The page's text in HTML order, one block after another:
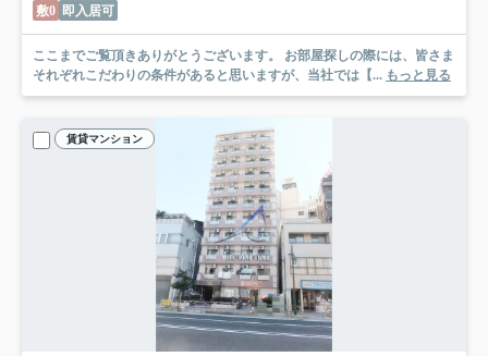
敷0 即入居可
ここまでご覧頂きありがとうございます。 お部屋探しの際には、皆さま
それぞれこだわりの条件があると思いますが、当社では【... もっと見る
賃貸マンション